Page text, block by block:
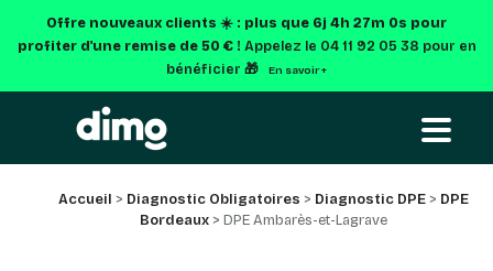
Offre nouveaux clients ☀️ : plus que 6j 4h 27m 0s pour
profiter d'une remise de 50 € ! Appelez le 04 11 92 05 38 pour en
bénéficier 🎁
En savoir +
Accueil > Diagnostic Obligatoires > Diagnostic DPE> DPE
Bordeaux> DPE Ambarès-et-Lagrave